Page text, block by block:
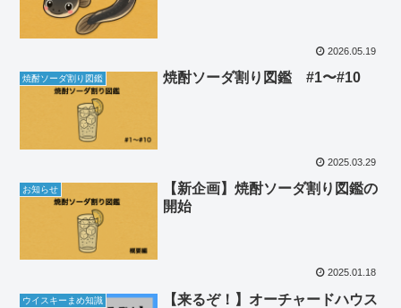
2026.05.19
焼酎ソーダ割り図鑑 焼酎ソーダ割り図鑑 #1〜#10
2025.03.29
お知らせ
【新企画】焼酎ソーダ割り図鑑の
開始
2025.01.18
ウイスキーまめ知識
【来るぞ！】オーチャードハウス